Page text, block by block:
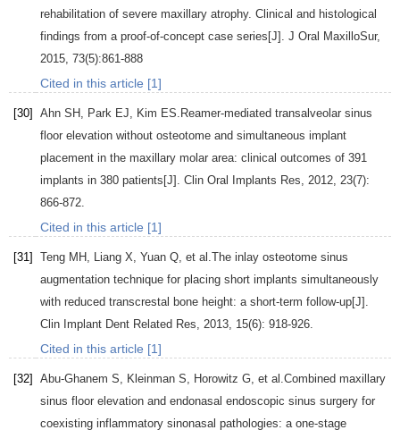
rehabilitation of severe maxillary atrophy. Clinical and histological
findings from a proof-of-concept case series[J]. J Oral MaxilloSur,
2015, 73(5):861-888
Cited in this article [1]
[30] Ahn SH , Park EJ, Kim ES.Reamer-mediated transalveolar sinus
floor elevation without osteotome and simultaneous implant
placement in the maxillary molar area: clinical outcomes of 391
implants in 380 patients[J]. Clin Oral Implants Res, 2012, 23(7):
866-872.
Cited in this article [1]
[31] Teng MH , Liang X, Yuan Q, et al.The inlay osteotome sinus
augmentation technique for placing short implants simultaneously
with reduced transcrestal bone height: a short-term follow-up[J].
Clin Implant Dent Related Res, 2013, 15(6): 918-926.
Cited in this article [1]
[32] Abu-Ghanem S, Kleinman S, Horowitz G, et al.Combined maxillary
sinus floor elevation and endonasal endoscopic sinus surgery for
coexisting inflammatory sinonasal pathologies: a one-stage